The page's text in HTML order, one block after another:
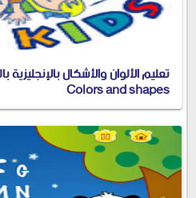
تعليم الألوان والأشكال بالإنجليزية
Colors and shapes